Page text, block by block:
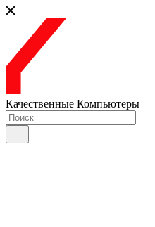
Качественные Компьютеры